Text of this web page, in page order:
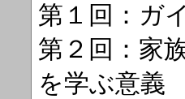
第１回：ガ
第２回：家
を学ぶ意義